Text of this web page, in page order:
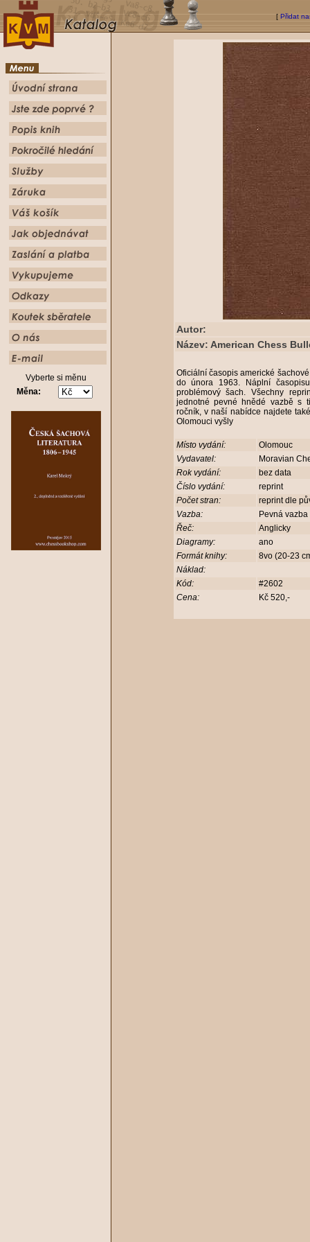
[ Přidat
Vyberte si měnu
Měna:
Autor:
Název: American Chess
Oficiální časopis americké
do února 1963. Náplní
problémový šach. Všechny
jednotné pevné hnědé vazbě s
ročník, v naší nabídce najdete
Olomouci vyšly
Místo vydání:
Olomouc
Vydavatel:
Moravian
Rok vydání:
bez data
Číslo vydání:
reprint
Počet stran:
reprint dle
Vazba:
Pevná vazba
Řeč:
Anglicky
Diagramy:
ano
Formát knihy:
8vo (20-23
Náklad:
Kód:
#2602
Cena:
Kč 520,-